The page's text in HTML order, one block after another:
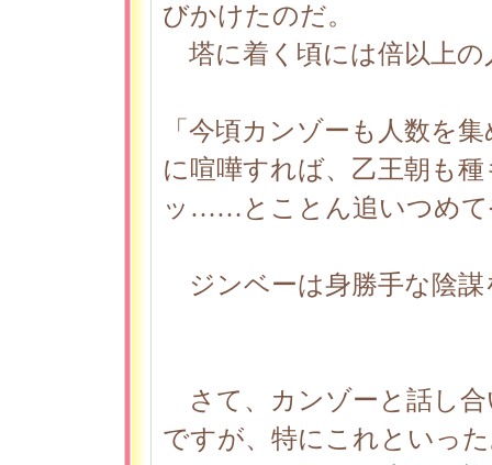
びかけたのだ。
塔に着く頃には倍以上
「今頃カンゾーも人数を
に喧嘩すれば、乙王朝も
ッ……とことん追いつめて
ジンベーは身勝手な陰
さて、カンゾーと話し
ですが、特にこれといっ